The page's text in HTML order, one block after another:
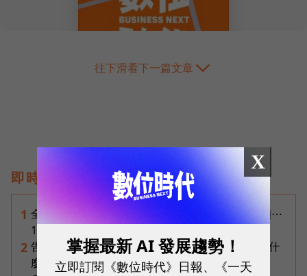
往下滑看下一篇文章
即時熱門文章
1 全球AI伺服器幾乎都靠台廠做！鴻海、廣達、緯穎⋯
19檔AI基建概念股全拆解
2 告別「極速迷思」！Opensignal 國際評比揭密：什
麼才是 5G 時代的好網路？
X
掌握最新 AI 發展趨勢！
立即訂閱《數位時代》日報、《一天